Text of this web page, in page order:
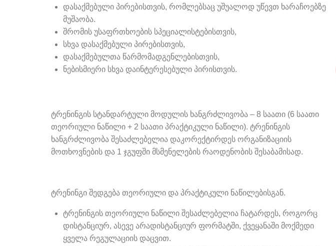
დასაქმებული პირებისთვის, რომლებსაც უშუალოდ უწევთ ხარაჩოებზე
მუშაობა.
შრომის უსაფრთხოების სპეციალისტებისთვის,
სხვა დასაქმებული პირებისთვის,
დასაქმებულთა წარმომადგენლებისთვის,
ნებისმიერი სხვა დაინტერესებული პირისთვის.
ტრენინგის სტანდარტული მოდულის ხანგრძლივობა – 8 საათი (6 საათი
თეორიული ნაწილი + 2 საათი პრაქტიკული ნაწილი). ტრენინგის
ხანგრძლივობა შესაძლებელია დაკორექტირდეს ორგანიზაციის
მოთხოვნების და 1 ჯგუფში მსმენელების რაოდენობის შესაბამისად.
ტრენინგი შედგება თეორიული და პრაქტიკული ნაწილებისგან.
ტრენინგის თეორიული ნაწილი შესაძლებელია ჩატარდეს, როგორც
დისტანციურ, ასევე არადისტანციურ ფორმატში, ქვეყანაში მოქმედი
ყველა რეგულაციის დაცვით.